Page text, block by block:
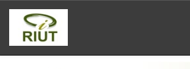
Skip
navigation